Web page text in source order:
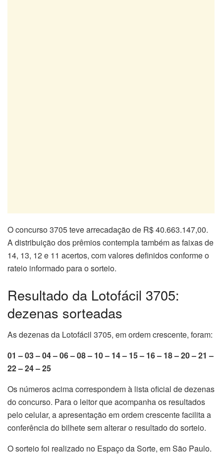
O concurso 3705 teve arrecadação de R$ 40.663.147,00.
A distribuição dos prêmios contempla também as faixas de
14, 13, 12 e 11 acertos, com valores definidos conforme o
rateio informado para o sorteio.
Resultado da Lotofácil 3705:
dezenas sorteadas
As dezenas da Lotofácil 3705, em ordem crescente, foram:
01 – 03 – 04 – 06 – 08 – 10 – 14 – 15 – 16 – 18 – 20 – 21 –
22 – 24 – 25
Os números acima correspondem à lista oficial de dezenas
do concurso. Para o leitor que acompanha os resultados
pelo celular, a apresentação em ordem crescente facilita a
conferência do bilhete sem alterar o resultado do sorteio.
O sorteio foi realizado no Espaço da Sorte, em São Paulo.